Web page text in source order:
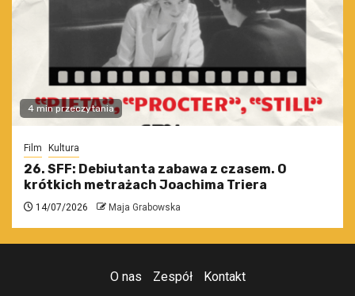
4 min przeczytania
Film Kultura
26. SFF: Debiutanta zabawa z czasem. O
krótkich metrażach Joachima Triera
14/07/2026 Maja Grabowska
O nas Zespół Kontakt